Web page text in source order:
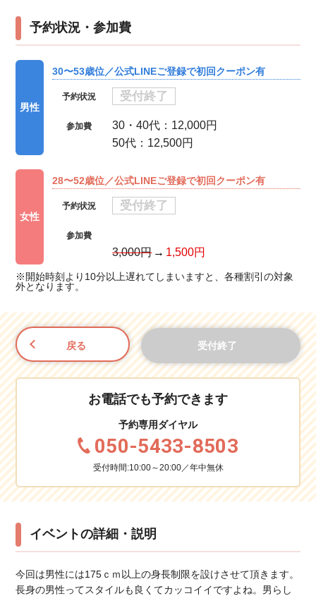
予約状況・参加費
男性
30〜53歳位／公式LINEご登録で初回クーポン有
予約状況 受付終了
参加費
30・40代：12,000円
50代：12,500円
女性
28〜52歳位／公式LINEご登録で初回クーポン有
予約状況 受付終了
参加費
3,000円 1,500円
※開始時刻より10分以上遅れてしまいますと、各種割引の対象
外となります。
戻る 受付終了
お電話でも予約できます
予約専用ダイヤル
050-5433-8503
受付時間:10:00～20:00／年中無休
イベントの詳細・説明
今回は男性には175ｃｍ以上の身長制限を設けさせて頂きます。
長身の男性ってスタイルも良くてカッコイイですよね。男らし